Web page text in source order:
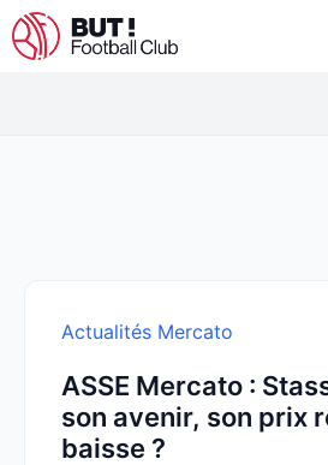
Aller
au
Actualités Mercato
ASSE Mercato :
son avenir, son prix
baisse ?